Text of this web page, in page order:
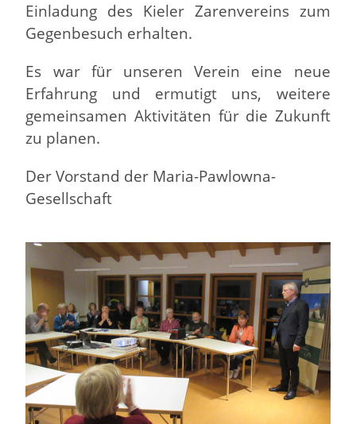
Einladung des Kieler Zarenvereins zum
Gegenbesuch erhalten.
Es war für unseren Verein eine neue
Erfahrung und ermutigt uns, weitere
gemeinsamen Aktivitäten für die Zukunft
zu planen.
Der Vorstand der Maria-Pawlowna-
Gesellschaft